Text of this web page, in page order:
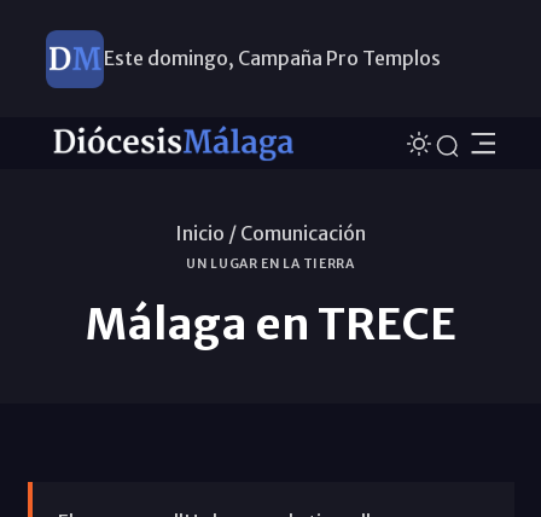
Este domingo, Campaña Pro Templos
Inicio / Comunicación
UN LUGAR EN LA TIERRA
Málaga en TRECE